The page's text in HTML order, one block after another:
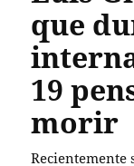
que
19
morir